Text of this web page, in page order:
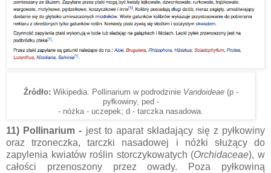
Źródło: Wikipedia. Pollinarium w podrodzinie Vandoideae (p -
pyłkowiny, ped -
- nóżka - uczepek; d - tarczka nasadowa.
11) Pollinarium - jest to aparat składający się z pyłkowiny
oraz trzoneczka, tarczki nasadowej i nóżki służący do
zapylenia kwiatów roślin storczykowatych (Orchidaceae), w
całości przenoszony przez owady. Poza pyłkowiną